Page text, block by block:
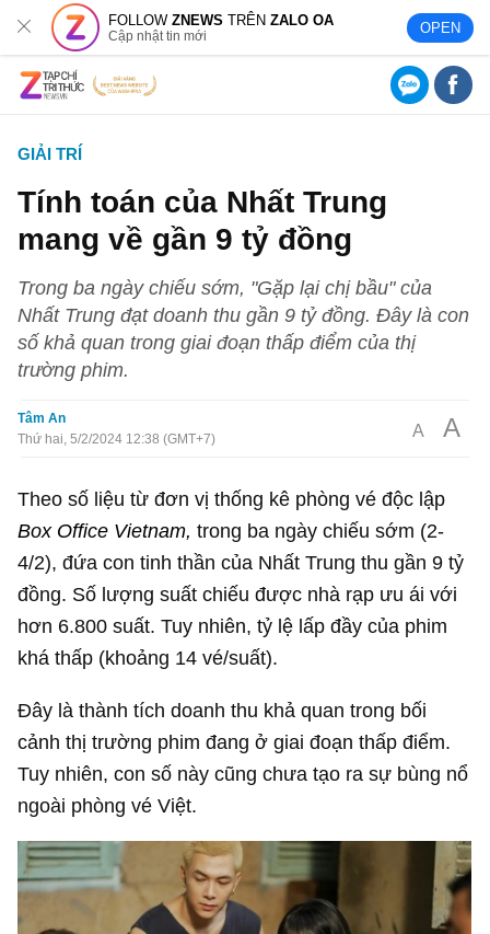
FOLLOWZNEWS TRÊNZALO OA
Cập nhật tin mới OPEN
GIẢI TRÍ
Tính toán của Nhất Trung
mang về gần 9 tỷ đồng
Trong ba ngày chiếu sớm, "Gặp lại chị bầu" của
Nhất Trung đạt doanh thu gần 9 tỷ đồng. Đây là con
số khả quan trong giai đoạn thấp điểm của thị
trường phim.
Tâm An
Thứ hai, 5/2/2024 12:38 (GMT+7)
A A
Theo số liệu từ đơn vị thống kê phòng vé độc lập
Box Office Vietnam, trong ba ngày chiếu sớm (2-
4/2), đứa con tinh thần của Nhất Trung thu gần9 tỷ
đồng. Số lượng suất chiếu được nhà rạp ưu ái với
hơn 6.800 suất. Tuy nhiên, tỷ lệ lấp đầy của phim
khá thấp (khoảng 14 vé/suất).
Đây là thành tích doanh thu khả quan trong bối
cảnh thị trường phim đang ở giai đoạn thấp điểm.
Tuy nhiên, con số này cũng chưa tạo ra sự bùng nổ
ngoài phòng vé Việt.